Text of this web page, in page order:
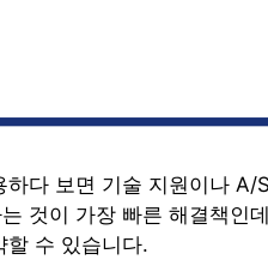
하다 보면 기술 지원이나
것이 가장 빠른 해결책인
할 수 있습니다.